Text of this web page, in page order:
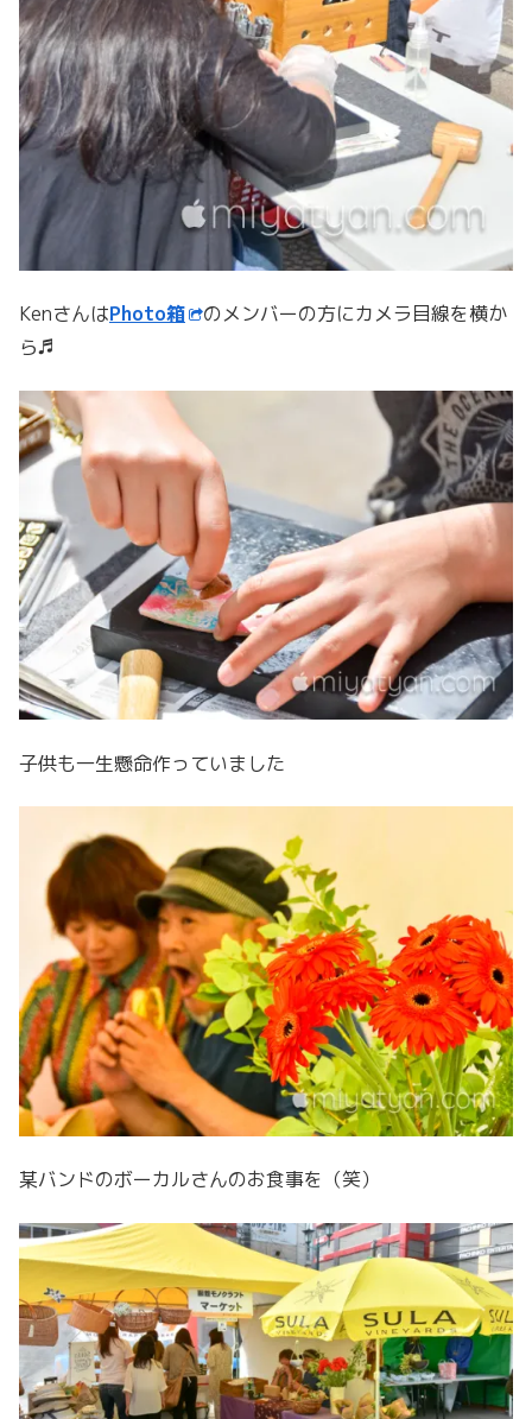
KenさんはPhoto箱
のメンバーの方にカメラ目線を横か
ら♬
子供も一生懸命作っていました
某バンドのボーカルさんのお食事を（笑）